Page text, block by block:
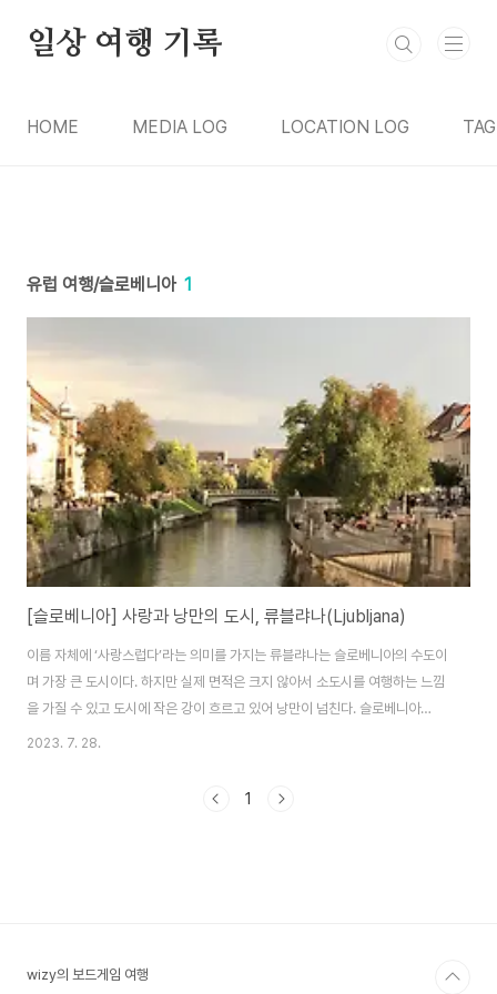
일상 여행 기록
HOME MEDIA LOG LOCATION LOG TAG
유럽 여행/슬로베니아 1
[슬로베니아] 사랑과 낭만의 도시, 류블랴나(Ljubljana)
이름 자체에 ‘사랑스럽다’라는 의미를 가지는 류블랴나는 슬로베니아의 수도이
며 가장 큰 도시이다. 하지만 실제 면적은 크지 않아서 소도시를 여행하는 느낌
을 가질 수 있고 도시에 작은 강이 흐르고 있어 낭만이 넘친다. 슬로베니아
(Slovenia)라는 이름에 love가 들어간다고 해서 슬로베니아 사람들은 스스
통의 단어인 슬로베니아어 “사랑스러운(Ljublj-)라는 뜻에서 유래했다는 설이
2023. 7. 28.
1
wizy의 보드게임 여행